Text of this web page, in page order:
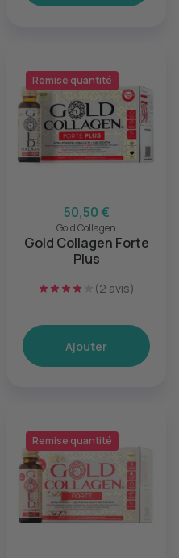
Remise quantité
50,50 €
Gold Collagen
Gold Collagen Forte
Plus
(2 avis)
Ajouter
Remise quantité